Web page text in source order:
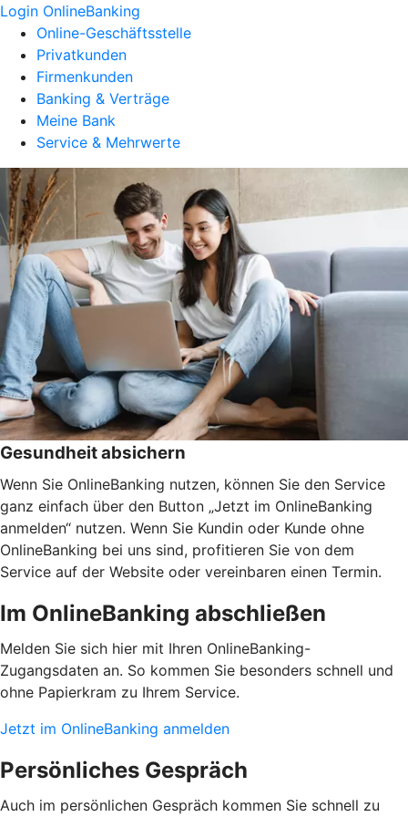
Login OnlineBanking
Online-Geschäftsstelle
Privatkunden
Firmenkunden
Banking & Verträge
Meine Bank
Service & Mehrwerte
Gesundheit absichern
Wenn Sie OnlineBanking nutzen, können Sie den Service
ganz einfach über den Button „Jetzt im OnlineBanking
anmelden“ nutzen. Wenn Sie Kundin oder Kunde ohne
OnlineBanking bei uns sind, profitieren Sie von dem
Service auf der Website oder vereinbaren einen Termin.
Im OnlineBanking abschließen
Melden Sie sich hier mit Ihren OnlineBanking-
Zugangsdaten an. So kommen Sie besonders schnell und
ohne Papierkram zu Ihrem Service.
Jetzt im OnlineBanking anmelden
Persönliches Gespräch
Auch im persönlichen Gespräch kommen Sie schnell zu